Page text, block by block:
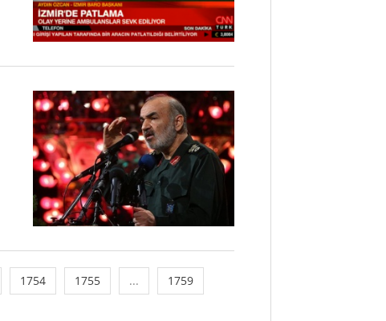
1754 1755 ...
1759